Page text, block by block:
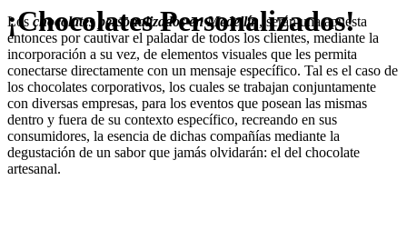
¡Chocolates Personalizados!
Los chocolates personalizados en Medellín, serán una apuesta
entonces por cautivar el paladar de todos los clientes, mediante la
incorporación a su vez, de elementos visuales que les permita
conectarse directamente con un mensaje específico. Tal es el caso de
los chocolates corporativos, los cuales se trabajan conjuntamente
con diversas empresas, para los eventos que posean las mismas
dentro y fuera de su contexto específico, recreando en sus
consumidores, la esencia de dichas compañías mediante la
degustación de un sabor que jamás olvidarán: el del chocolate
artesanal.